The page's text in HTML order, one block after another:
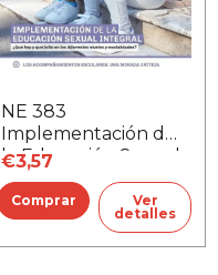
NE 383
Implementación de
la Educación Sexual
Integral
€3,57
Ver
detalles